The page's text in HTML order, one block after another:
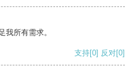
我所有需求。
支持[0] 反对[0]